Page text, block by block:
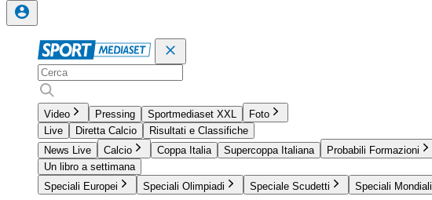
Video Pressing Sportmediaset XXL
Foto
Live
Diretta Calcio
Risultati e Classifiche
News Live
Calcio Coppa Italia Supercoppa Italiana Probabili Formazioni
Un libro a settimana
Speciali Europei
Speciali Olimpiadi Speciale Scudetti Speciali Mondiali